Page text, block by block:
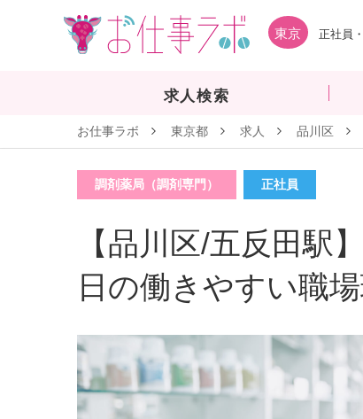
東京 正社員
求人検索
お仕事ラボ 東京都 求人 品川区
調剤薬局（調剤専門） 正社員
【品川区/五反田
日の働きやすい職場